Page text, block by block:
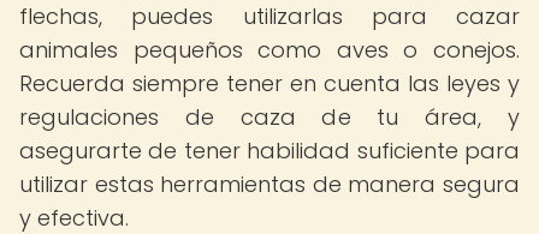
flechas, puedes utilizarlas para cazar
animales pequeños como aves o conejos.
Recuerda siempre tener en cuenta las leyes y
regulaciones de caza de tu área, y
asegurarte de tener habilidad suficiente para
utilizar estas herramientas de manera segura
y efectiva.